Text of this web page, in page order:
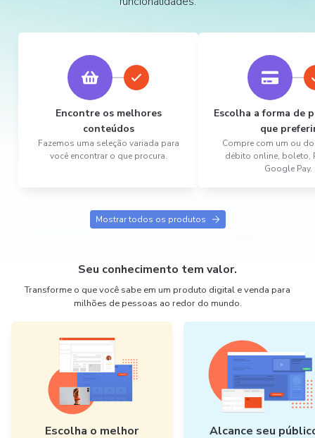
Encontre os melhores
conteúdos
Fazemos uma seleção variada para
você encontrar o que procura.
Escolha a forma de
que
Compre com um ou
débito online, boleto,
Google Pay.
Mostrar todos os produtos
Seu conhecimento tem valor.
Transforme o que você sabe em um produto digital e venda para
milhões de pessoas ao redor do mundo.
Escolha o melhor
Alcance seu